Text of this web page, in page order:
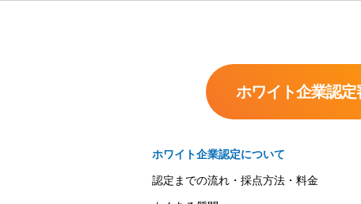
ホワイト企業認定
ホワイト企業認定について
認定までの流れ・採点方法・料金